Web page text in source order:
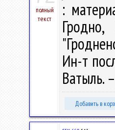
полный
текст
:
Ин-т
Ватыль.
Добавить в